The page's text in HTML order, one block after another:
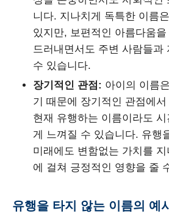
니다. 지나치게 독특한 이름
있지만, 보편적인 아름다움
드러내면서도 주변 사람들과
수 있습니다.
장기적인 관점: 아이의 이름
기 때문에 장기적인 관점에
현재 유행하는 이름이라도
게 느껴질 수 있습니다. 유행
미래에도 변함없는 가치를
에 걸쳐 긍정적인 영향을 줄
유행을 타지 않는 이름의 예